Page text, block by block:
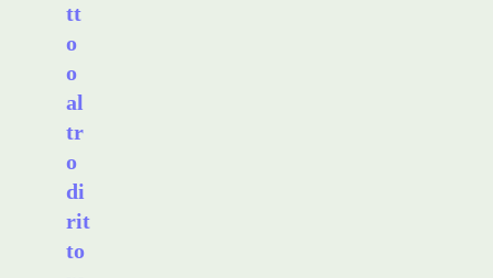
tt
o
o
al
tr
o
di
rit
to